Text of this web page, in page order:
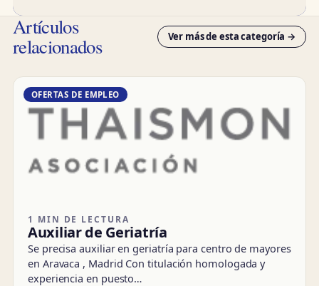
Artículos
relacionados Ver más de esta categoría →
OFERTAS DE EMPLEO
1 MIN DE LECTURA
Auxiliar de Geriatría
Se precisa auxiliar en geriatría para centro de mayores
en Aravaca , Madrid Con titulación homologada y
experiencia en puesto…